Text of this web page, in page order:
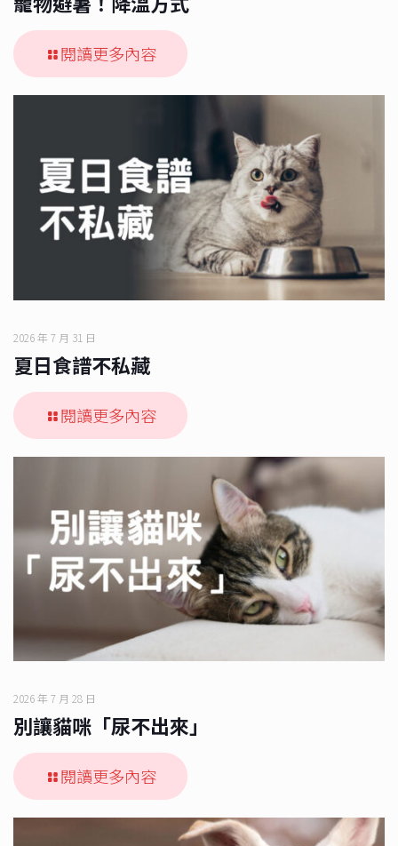
閱讀更多內容
2026 年 7 月 31 日
夏日食譜不私藏
閱讀更多內容
2026 年 7 月 28 日
別讓貓咪「尿不出來」
閱讀更多內容